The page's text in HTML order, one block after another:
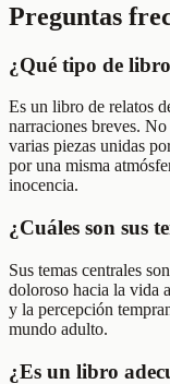
Preguntas
¿Qué tipo de
Es un libro de relatos
narraciones breves.
varias piezas unidas
por una misma
inocencia.
¿Cuáles son sus
Sus temas centrales
doloroso hacia la vida
y la percepción
mundo adulto.
¿Es un libro